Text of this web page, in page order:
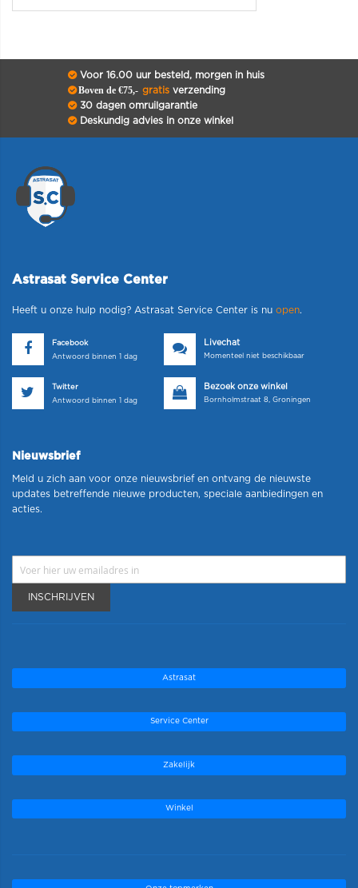
Voor 16.00 uur besteld, morgen in huis
Boven de €75,- gratisverzending
30 dagen omruilgarantie
Deskundig advies in onze winkel
Astrasat Service Center
Heeft u onze hulp nodig? Astrasat Service Center is nu open.
Facebook
Antwoord binnen 1 dag
Livechat
Momenteel niet beschikbaar
Twitter
Antwoord binnen 1 dag
Bezoek onze winkel
Bornholmstraat 8, Groningen
Nieuwsbrief
Meld u zich aan voor onze nieuwsbrief en ontvang de nieuwste
updates betreffende nieuwe producten, speciale aanbiedingen en
acties.
INSCHRIJVEN
Astrasat
Service Center
Zakelijk
Winkel